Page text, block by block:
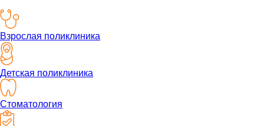
Взрослая поликлиника
Детская поликлиника
Стоматология